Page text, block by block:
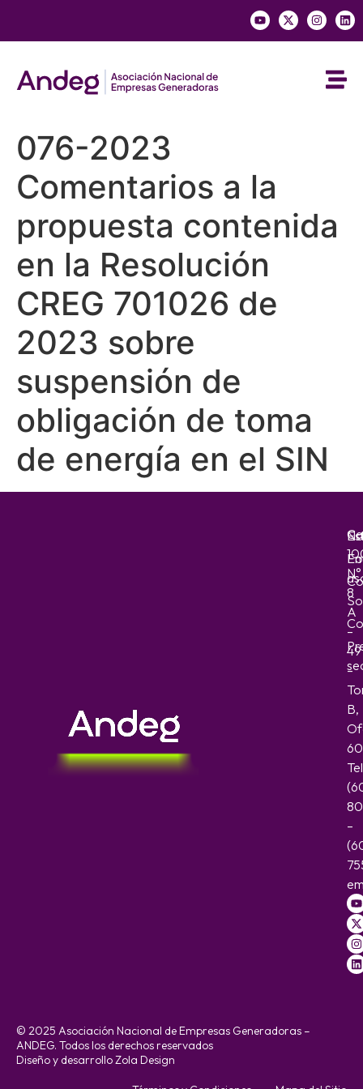
076-2023
Comentarios a la
propuesta contenida
en la Resolución
CREG 701026 de
2023 sobre
suspensión de
obligación de toma
de energía en el SIN
N°
8
A
–
49
–
B,
–
© 2025 Asociación Nacional de Empresas Generadoras –
ANDEG. Todos los derechos reservados
Diseño y desarrollo Zola Design